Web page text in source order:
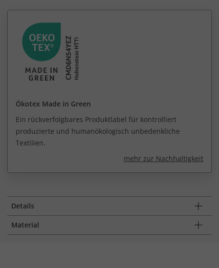
Ökotex Made in Green
Ein rückverfolgbares Produktlabel für kontrolliert
produzierte und humanökologisch unbedenkliche
Textilien.
mehr zur Nachhaltigkeit
Details
Material